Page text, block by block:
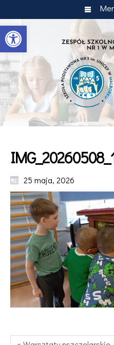
Otwórz pasek narzędzi
25 maja, 2026